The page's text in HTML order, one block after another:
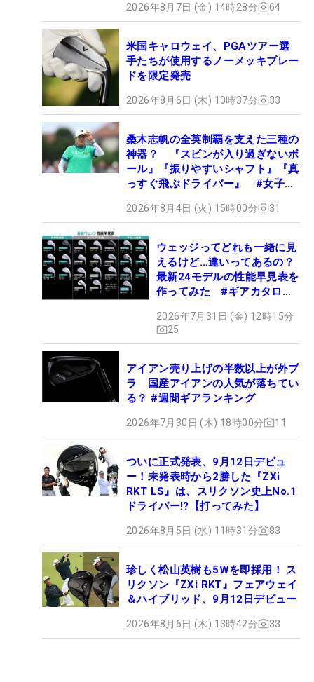
2026年8月7日 (金) 14時28分 64
米国キャロウェイ、PGAツアー選
手たちが使用するノーメッキブレー
ドを限定発売
2026年8月6日 (木) 10時37分 33
桑木志帆の全英制覇を支えた三種の
神器？ 『スピンが入り過ぎないボ
ール』『振りやすいシャフト』『真
っすぐ飛ぶドライバー』 #女子プ
2026年8月4日 (火) 15時00分 31
ウェッジってどれも一緒に見
えるけど…違いってあるの？
最新24モデルの性能早見表を
作ってみた #ギアカタログ
2026年7月31日 (金) 12時15分
25
アイアン売り上げの半数以上が外ブ
ラ 国産アイアンの人気が落ちてい
る？ #週間ギアランキング
2026年7月30日 (木) 18時00分 11
ついに正式発表、9月12日デビュ
ー！未発表時から2勝した『ZXi
RKT LS』は、スリクソン史上No.1
ドライバー!?【打ってみた】
2026年8月5日 (水) 11時31分 83
珍しく松山英樹も5Wを即採用！ ス
リクソン『ZXi RKT』フェアウェイ
＆ハイブリッド、9月12日デビュー
2026年8月6日 (木) 13時42分 33